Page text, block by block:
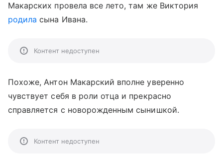
Макарских провела все лето, там же Виктория
родила сына Ивана.
Контент недоступен
Похоже, Антон Макарский вполне уверенно
чувствует себя в роли отца и прекрасно
справляется с новорожденным сынишкой.
Контент недоступен